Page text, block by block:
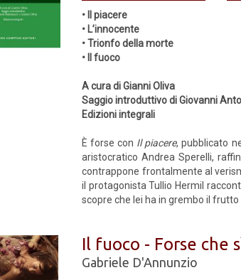
• Il piacere
• L’innocente
• Trionfo della morte
• Il fuoco
A cura di Gianni Oliva
Saggio introduttivo di Giovanni
Edizioni integrali
È forse con Il piacere, pubblicato
aristocratico Andrea Sperelli,
contrappone frontalmente al
il protagonista Tullio Hermil
scopre che lei ha in grembo il frutto
Il fuoco - Forse che
Gabriele D'Annunzio